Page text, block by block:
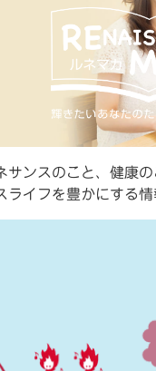
サンスのこと、健康
ライフを豊かにする情